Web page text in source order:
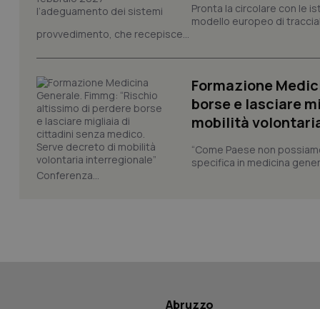
Pronta la circolare con le
modello europeo di
provvedimento, che recepisce...
Formazione
borse e lasciare
mobilità
“Come Paese non
specifica in medicina
Conferenza...
Abruzzo
YSC